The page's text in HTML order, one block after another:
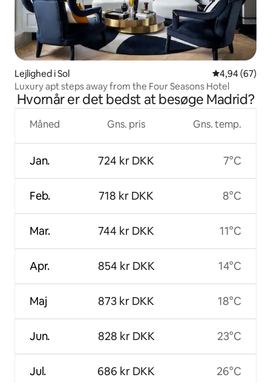
Lejlighed i Sol 4,94 ud af 5 i
4,94 (67)
Luxury apt steps away from the Four Seasons Hotel
Hvornår er det bedst at besøge Madrid?
Måned
Jan.
Feb.
Mar.
Apr.
Maj
Jun.
Jul.
Gns. pris
724 kr DKK
718 kr DKK
744 kr DKK
854 kr DKK
873 kr DKK
828 kr DKK
686 kr DKK
Gns. temp.
7°C
8°C
11°C
14°C
18°C
23°C
26°C